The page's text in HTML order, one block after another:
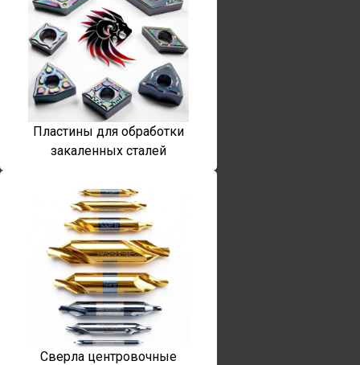
Пластины для обработки
закаленных сталей
Сверла центровочные